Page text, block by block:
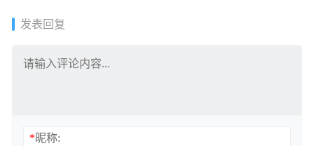
发表回复
*昵称: